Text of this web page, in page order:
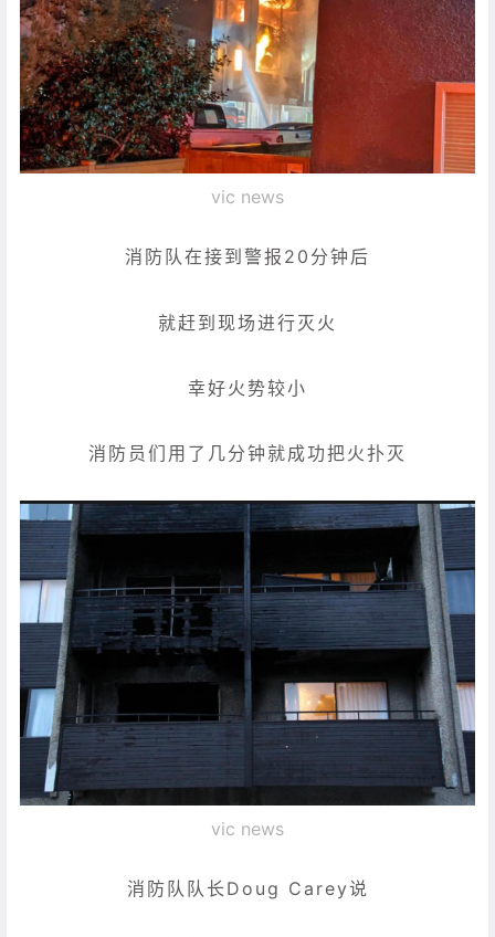
vic news
消防队在接到警报20分钟后
就赶到现场进行灭火
幸好火势较小
消防员们用了几分钟就成功把火扑灭
vic news
消防队队长Doug Carey说